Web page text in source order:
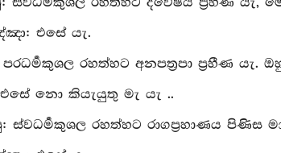
එසේ යැ.
රහත්හට අනපත්‍රපා ප්‍රහීණ යැ.
නො කියැයුතු මැ යැ ..
ස්වධර්‍මකුශල රහත්හට රාගප්‍රහාණය පිණිස